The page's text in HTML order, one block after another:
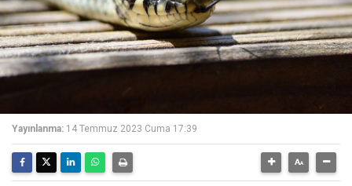
Yayınlanma: 14 Temmuz 2023 Cuma 17:39